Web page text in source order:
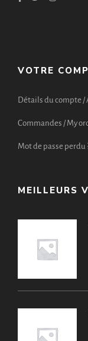
VOTRE
Détails du compte /
Commandes / My
Mot de passe perdu
MEILLEURS